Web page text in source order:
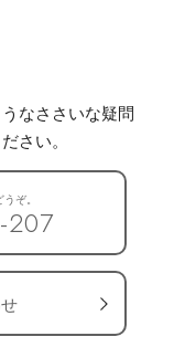
なささいな疑問
さい。
ぞ。
207